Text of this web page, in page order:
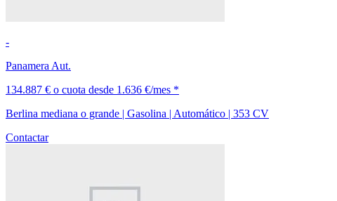
-
Panamera Aut.
134.887 € o cuota desde 1.636 €/mes *
Berlina mediana o grande | Gasolina | Automático | 353 CV
Contactar